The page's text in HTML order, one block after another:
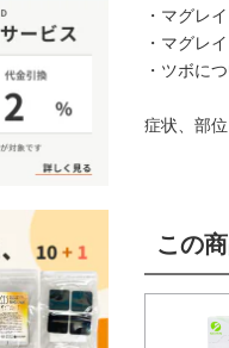
・マグレ
・マグレ
・ツボに
症状、部
この